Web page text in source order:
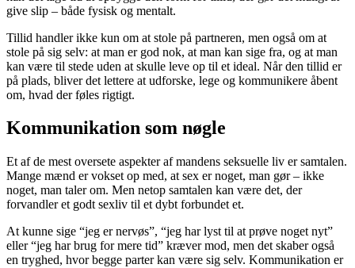
give slip – både fysisk og mentalt.
Tillid handler ikke kun om at stole på partneren, men også om at
stole på sig selv: at man er god nok, at man kan sige fra, og at man
kan være til stede uden at skulle leve op til et ideal. Når den tillid er
på plads, bliver det lettere at udforske, lege og kommunikere åbent
om, hvad der føles rigtigt.
Kommunikation som nøgle
Et af de mest oversete aspekter af mandens seksuelle liv er samtalen.
Mange mænd er vokset op med, at sex er noget, man gør – ikke
noget, man taler om. Men netop samtalen kan være det, der
forvandler et godt sexliv til et dybt forbundet et.
At kunne sige “jeg er nervøs”, “jeg har lyst til at prøve noget nyt”
eller “jeg har brug for mere tid” kræver mod, men det skaber også
en tryghed, hvor begge parter kan være sig selv. Kommunikation er